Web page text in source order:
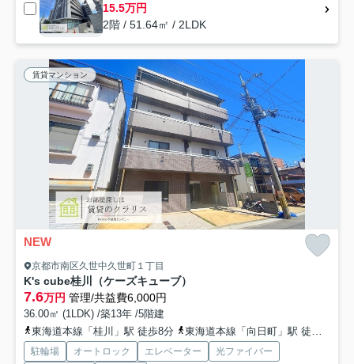
15.5万円
2階 / 51.64㎡ / 2LDK
賃貸マンション
NEW
京都市南区久世中久世町１丁目
K's cube桂川（ケーズキューブ）
7.6万円 管理/共益費6,000円
36.00㎡ (1LDK) /築13年 /5階建
東海道本線「桂川」駅 徒歩8分
東海道本線「向日町」駅 徒歩11分
駐輪場 オートロック エレベーター
光ファイバー